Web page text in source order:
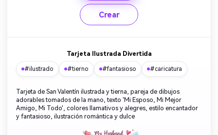
Crear
Tarjeta Ilustrada Divertida
#ilustrado #tierno #fantasioso #caricatura
Tarjeta de San Valentín ilustrada y tierna, pareja de dibujos
adorables tomados de la mano, texto 'Mi Esposo, Mi Mejor
Amigo, Mi Todo', colores llamativos y alegres, estilo encantador
y fantasioso, ilustración romántica y dulce